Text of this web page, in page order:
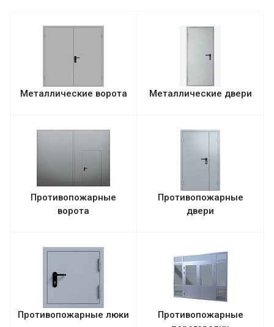
Металлические ворота Металлические двери
Противопожарные
ворота
Противопожарные
двери
Противопожарные люки
Противопожарные